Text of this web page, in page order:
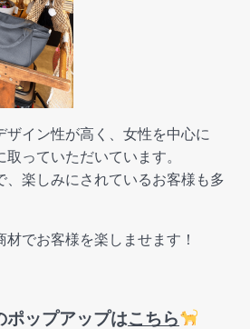
ザイン性が高く、女性を中心に
っていただいています。
、楽しみにされているお客様も多
でお客様を楽しませます！
ップアップはこちら